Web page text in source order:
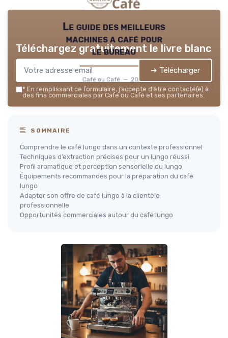
Le guide des meilleurs
machines a café pour
le bureau
Café ou Café — 2026
Téléchargez gratuitement le livre blanc
➔ Télécharger
* En remplissant ce formulaire, j’accepte d’être contacté(e) à
des fins commerciales par Café ou Café et ses partenaires.
SOMMAIRE
Comprendre le café lungo dans un contexte professionnel
Techniques d’extraction précises pour un lungo réussi
Profil aromatique et perception sensorielle du lungo
Équipements recommandés pour la préparation du café
lungo
Adapter son offre de café lungo à la clientèle
professionnelle
Opportunités commerciales autour du café lungo